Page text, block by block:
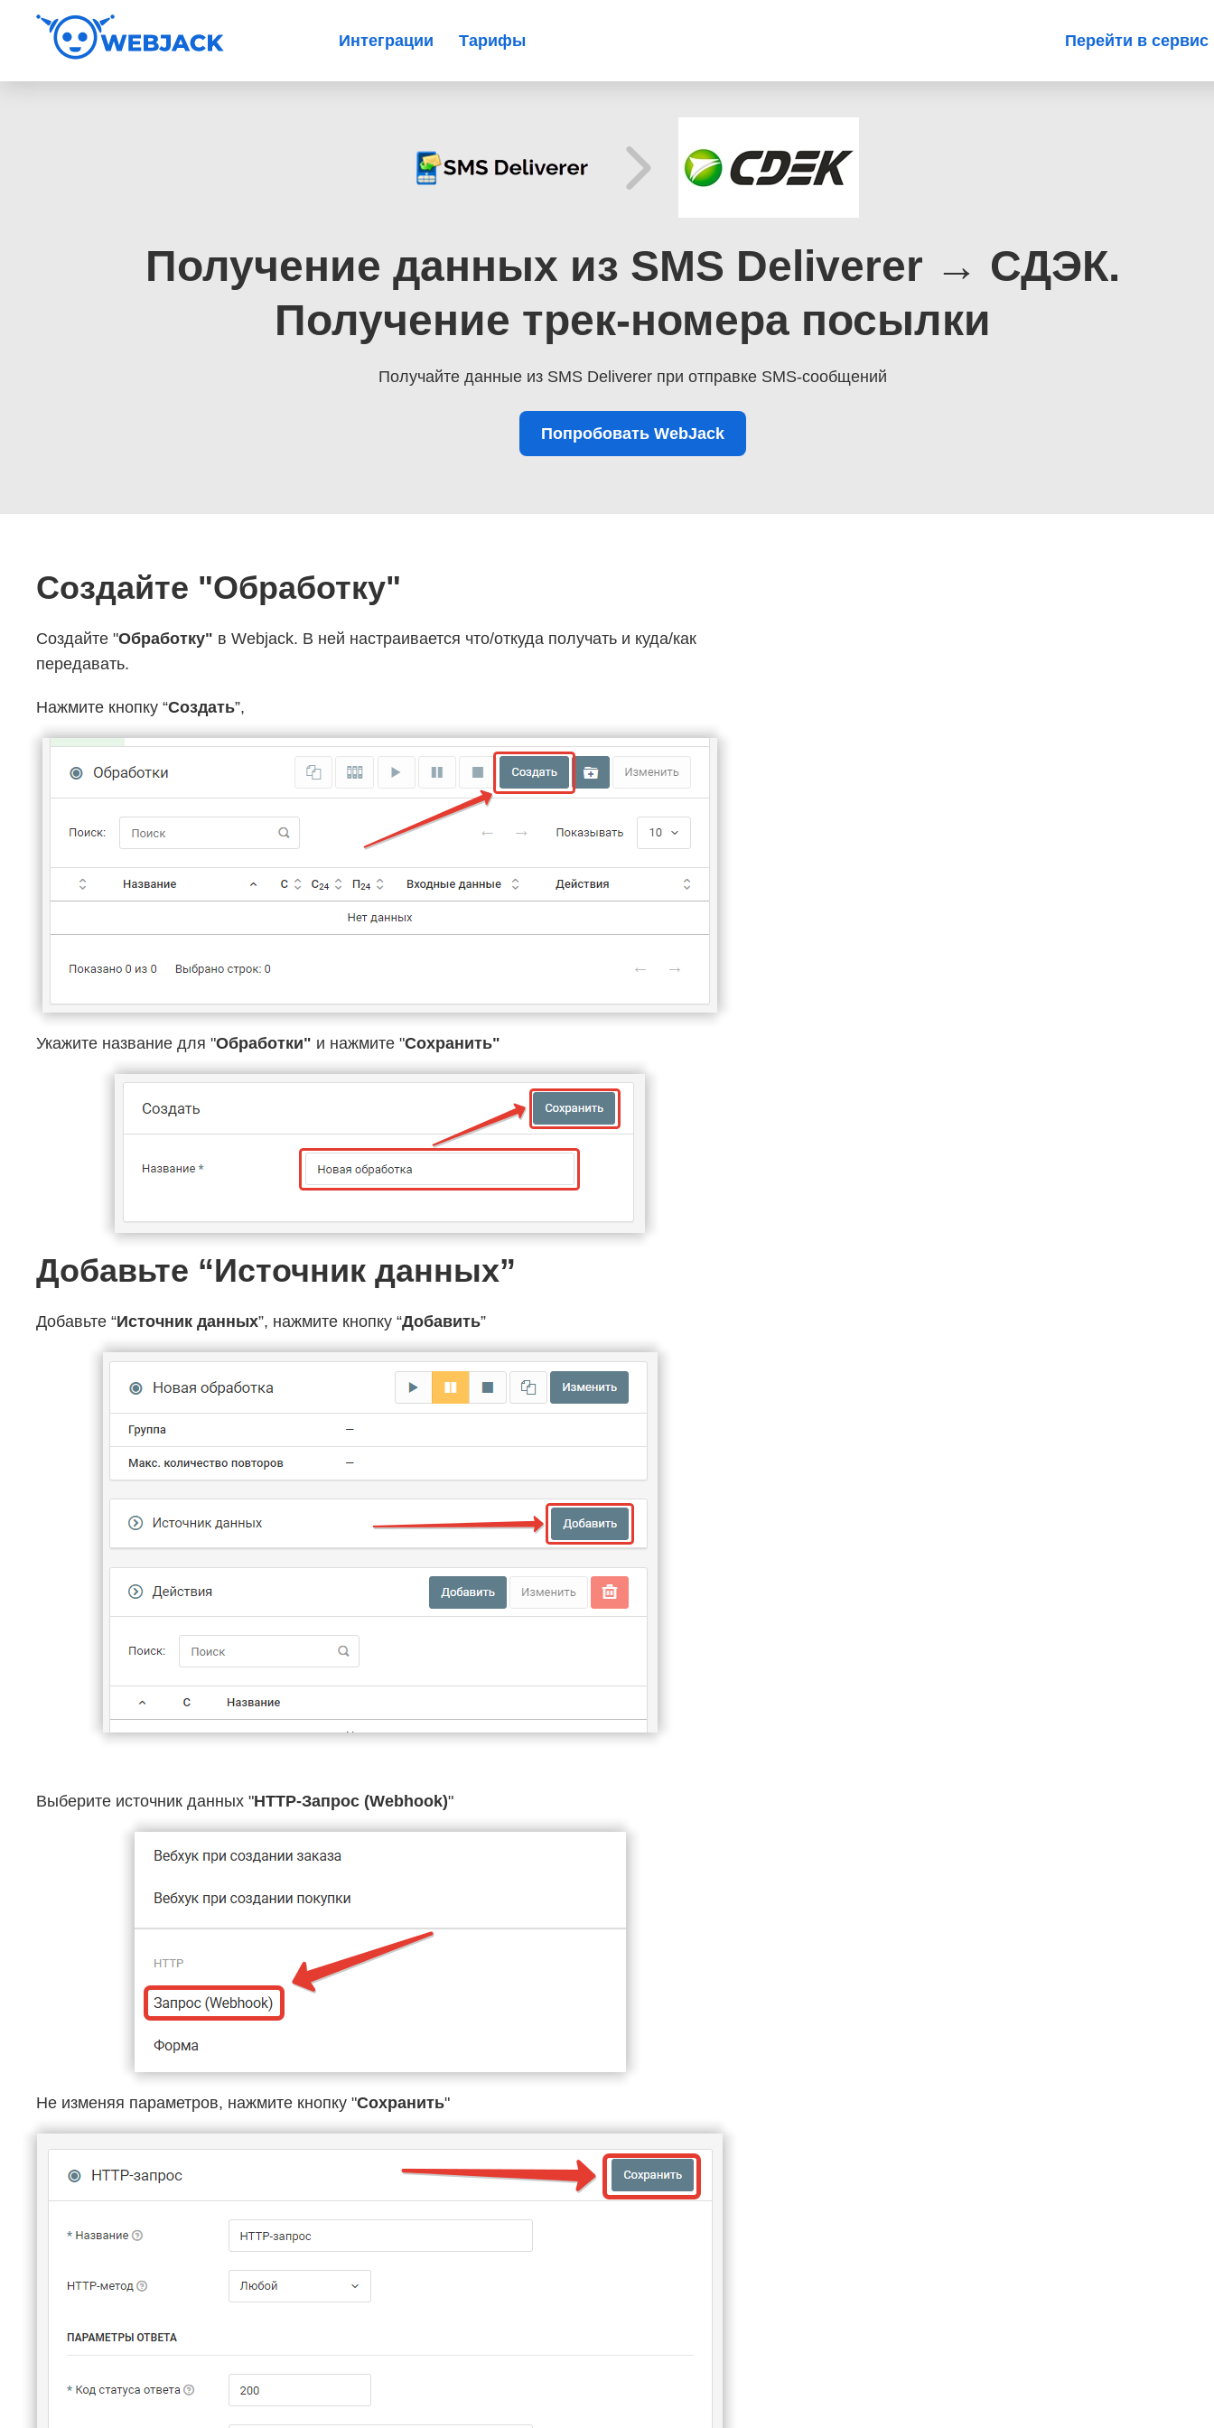
Интеграции Тарифы Перейти в сервис
Получение данных из SMS Deliverer → СДЭК.
Получение трек-номера посылки
Получайте данные из SMS Deliverer при отправке SMS-сообщений
Попробовать WebJack
Создайте "Обработку"
Создайте "Обработку" в Webjack. В ней настраивается что/откуда получать и куда/как
передавать.
Нажмите кнопку “Создать”,
Укажите название для "Обработки" и нажмите "Cохранить"
Добавьте “Источник данных”
Добавьте “Источник данных”, нажмите кнопку “Добавить”
Выберите источник данных "HTTP-Запрос (Webhook)"
Не изменяя параметров, нажмите кнопку "Сохранить"